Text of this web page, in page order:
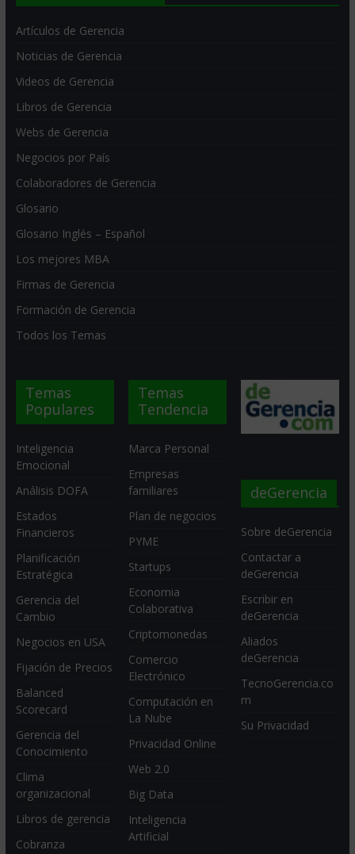
Artículos de Gerencia
Noticias de Gerencia
Videos de Gerencia
Libros de Gerencia
Webs de Gerencia
Negocios por País
Colaboradores de Gerencia
Glosario
Glosario Inglés – Español
Los mejores MBA
Firmas de Gerencia
Formación de Gerencia
Todos los Temas
Temas
Populares
Inteligencia
Emocional
Análisis DOFA
Estados
Financieros
Planificación
Estratégica
Gerencia del
Cambio
Negocios en USA
Fijación de Precios
Balanced
Scorecard
Gerencia del
Conocimiento
Clima
organizacional
Libros de gerencia
Cobranza
Temas
Tendencia
Marca Personal
Empresas
familiares
Plan de negocios
PYME
Startups
Economia
Colaborativa
Criptomonedas
Comercio
Electrónico
Computación en
La Nube
Privacidad Online
Web 2.0
Big Data
Inteligencia
Artificial
deGerencia
Sobre deGerencia
Contactar a
deGerencia
Escribir en
deGerencia
Aliados
deGerencia
TecnoGerencia.co
m
Su Privacidad